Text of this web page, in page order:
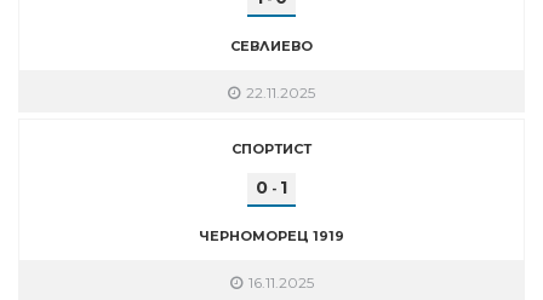
СЕВЛИЕВО
22.11.2025
СПОРТИСТ
0 - 1
ЧЕРНОМОРЕЦ 1919
16.11.2025